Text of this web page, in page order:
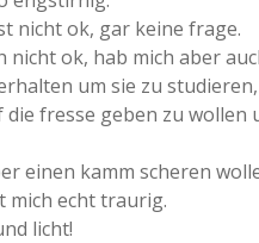
nicht ok, gar keine frage.
nicht ok, hab mich aber
um sie zu
die fresse geben zu wollen
einen kamm scheren
mich echt traurig.
licht!